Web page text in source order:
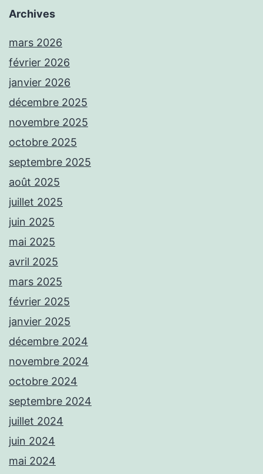
Archives
mars 2026
février 2026
janvier 2026
décembre 2025
novembre 2025
octobre 2025
septembre 2025
août 2025
juillet 2025
juin 2025
mai 2025
avril 2025
mars 2025
février 2025
janvier 2025
décembre 2024
novembre 2024
octobre 2024
septembre 2024
juillet 2024
juin 2024
mai 2024